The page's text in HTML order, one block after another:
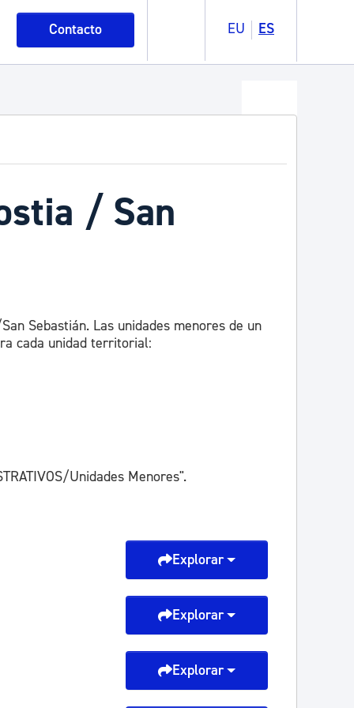
Contacto
EU ES
/ San
Sebastián. Las unidades menores de un
cada unidad territorial:
Unidades Menores".
Explorar
Explorar
Explorar